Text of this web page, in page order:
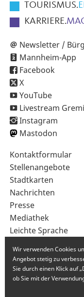
TOURISMUS.
KARRIERE.
Newsletter /
Mannheim-App
Facebook
X
YouTube
Livestream
Instagram
Mastodon
Sekundärnavigation
im
Fußbereich
Kontaktformular
Stellenangebote
Stadtkarten
Nachrichten
Presse
Mediathek
Leichte Sprache
Wir verwenden Cookies
Angebot stetig zu
Sie durch einen Klick auf
ob Sie mit der